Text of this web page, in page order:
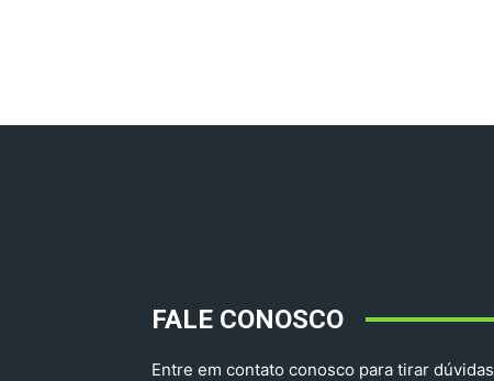
FALE CONOSCO
Entre em contato conosco para tirar